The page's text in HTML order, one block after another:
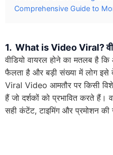
Comprehensive Guide to
1. What is Video Viral?
वीडियो वायरल होने का मतलब है
फैलता है और बड़ी संख्या में लोग
Viral Video आमतौर पर किसी
हैं जो दर्शकों को प्रभावित करते हैं।
सही कंटेंट, टाइमिंग और प्रमोशन की